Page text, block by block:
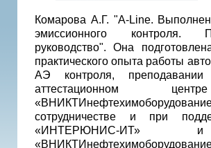
Комарова А.Г. "A-Line.
эмиссионного контроля.
руководство". Она
практического опыта работы
АЭ контроля,
аттестационном
сотрудничестве и при
«ИНТЕРЮНИС-